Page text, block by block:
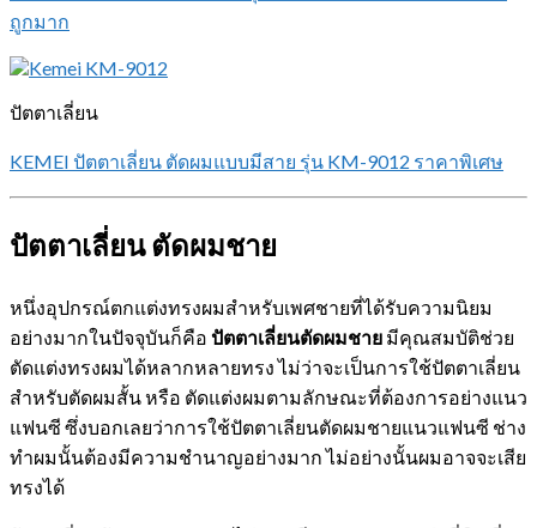
ถูกมาก
ปัตตาเลี่ยน
KEMEI ปัตตาเลี่ยน ตัดผมแบบมีสาย รุ่น KM-9012 ราคาพิเศษ
ปัตตาเลี่ยน ตัดผมชาย
หนึ่งอุปกรณ์ตกแต่งทรงผมสำหรับเพศชายที่ได้รับความนิยม
อย่างมากในปัจจุบันก็คือ ปัตตาเลี่ยนตัดผมชาย มีคุณสมบัติช่วย
ตัดแต่งทรงผมได้หลากหลายทรง ไม่ว่าจะเป็นการใช้ปัตตาเลี่ยน
สำหรับตัดผมสั้น หรือ ตัดแต่งผมตามลักษณะที่ต้องการอย่างแนว
แฟนซี ซึ่งบอกเลยว่าการใช้ปัตตาเลี่ยนตัดผมชายแนวแฟนซี ช่าง
ทำผมนั้นต้องมีความชำนาญอย่างมาก ไม่อย่างนั้นผมอาจจะเสีย
ทรงได้